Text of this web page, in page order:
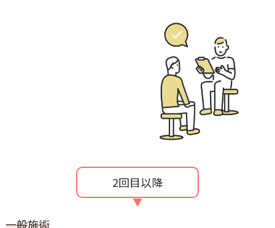
2回目以降
一般施術